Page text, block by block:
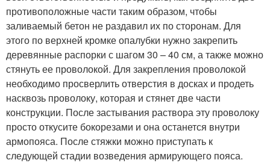
противоположные части таким образом, чтобы
заливаемый бетон не раздавил их по сторонам. Для
этого по верхней кромке опалубки нужно закрепить
деревянные распорки с шагом 30 – 40 см, а также можно
стянуть ее проволокой. Для закрепления проволокой
необходимо просверлить отверстия в досках и продеть
насквозь проволоку, которая и стянет две части
конструкции. После застывания раствора эту проволоку
просто откусите бокорезами и она останется внутри
армопояса. После стяжки можно приступать к
следующей стадии возведения армирующего пояса.